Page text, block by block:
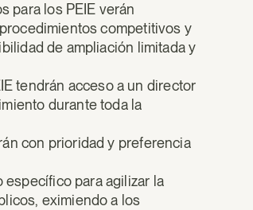
para los PEIE verán
competitivos y
de ampliación limitada y
tendrán acceso a un director
durante toda la
con prioridad y preferencia
para agilizar la
eximiendo a los